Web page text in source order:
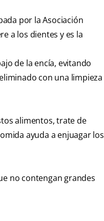
por la Asociación
a los dientes y es la
de la encía, evitando
con una limpieza
alimentos, trate de
ayuda a enjuagar los
no contengan grandes